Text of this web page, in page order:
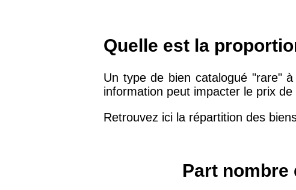
75013 -Paris 13ème
10 073 €
Paris 17ème
Quelle est la
Un type de bien catalogué "rare"
information peut impacter le prix
Retrouvez ici la répartition des
Part nombre